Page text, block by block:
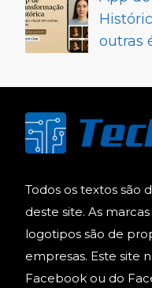
outras
Todos os textos são
deste site. As
logotipos são de
empresas. Este site
Facebook ou do